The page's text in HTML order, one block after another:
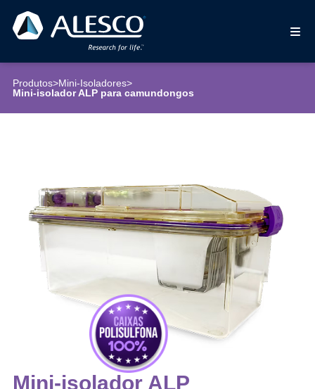
Produtos>Mini-Isoladores>
Mini-isolador ALP para camundongos
Mini-isolador ALP